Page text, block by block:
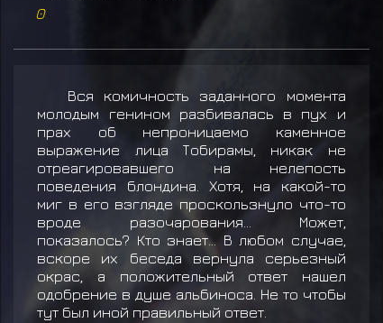
0
Вся комичность заданного момента
молодым генином разбивалась в пух и
прах об непроницаемо каменное
выражение лица Тобирамы, никак не
отреагировавшего на нелепость
поведения блондина. Хотя, на какой-то
миг в его взгляде проскользнуло что-то
вроде разочарования... Может,
показалось? Кто знает... В любом случае,
вскоре их беседа вернула серьезный
окрас, а положительный ответ нашел
одобрение в душе альбиноса. Не то чтобы
тут был иной правильный ответ.